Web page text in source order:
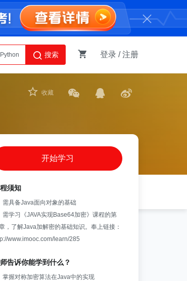
Python
智能体
搜索 登录 /注册
收藏
开始学习
须知
需具备Java面向对象的基础
需学习《JAVA实现Base64加密》课程的第
，了解Java加解密的基础知识。奉上链接：
www.imooc.com/learn/285
告诉你能学到什么？
掌握对称加密算法在Java中的实现